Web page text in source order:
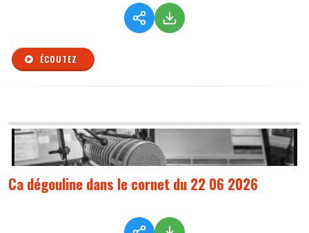
ÉCOUTEZ
Ca dégouline dans le cornet du 22 06 2026